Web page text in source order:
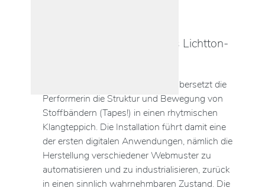
Textile Gewebe werden als Lichtton-
Mittles eines optischen Sensors übersetzt die
Performerin die Struktur und Bewegung von
Stoffbändern (Tapes!) in einen rhytmischen
Klangteppich. Die Installation führt damit eine
der ersten digitalen Anwendungen, nämlich die
Herstellung verschiedener Webmuster zu
automatisieren und zu industrialisieren, zurück
in einen sinnlich wahrnehmbaren Zustand. Die